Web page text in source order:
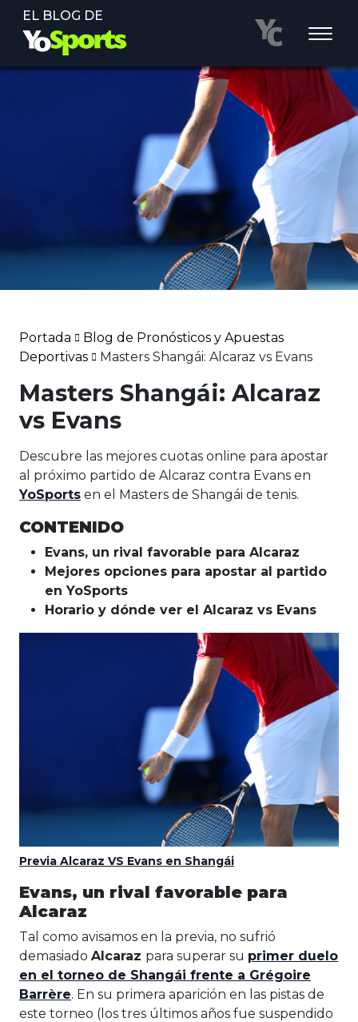
EL BLOG DE
Portada
Blog de Pronósticos y Apuestas
Deportivas
Masters Shangái: Alcaraz vs Evans
Masters Shangái: Alcaraz
vs Evans
Descubre las mejores cuotas online para apostar
al próximo partido de Alcaraz contra Evans en
YoSports en el Masters de Shangái de tenis.
CONTENIDO
Evans, un rival favorable para Alcaraz
Mejores opciones para apostar al partido
en YoSports
Horario y dónde ver el Alcaraz vs Evans
Previa Alcaraz VS Evans en Shangái
Evans, un rival favorable para
Alcaraz
Tal como avisamos en la previa, no sufrió
demasiado Alcaraz para superar su primer duelo
en el torneo de Shangái frente a Grégoire
Barrère. En su primera aparición en las pistas de
este torneo (los tres últimos años fue suspendido